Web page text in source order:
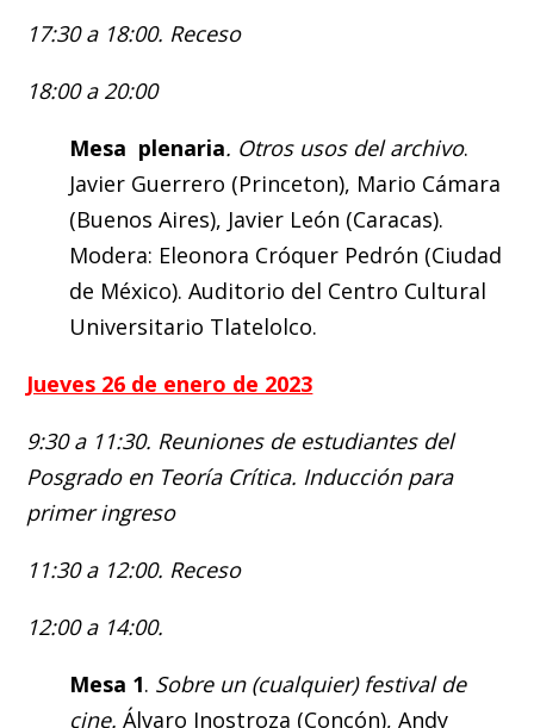
17:30 a 18:00. Receso
18:00 a 20:00
Mesa plenaria. Otros usos del archivo.
Javier Guerrero (Princeton), Mario Cámara
(Buenos Aires), Javier León (Caracas).
Modera: Eleonora Cróquer Pedrón (Ciudad
de México). Auditorio del Centro Cultural
Universitario Tlatelolco.
Jueves 26 de enero de 2023
9:30 a 11:30. Reuniones de estudiantes del
Posgrado en Teoría Crítica. Inducción para
primer ingreso
11:30 a 12:00. Receso
12:00 a 14:00.
Mesa 1. Sobre un (cualquier) festival de
cine.Álvaro Inostroza (Concón), Andy